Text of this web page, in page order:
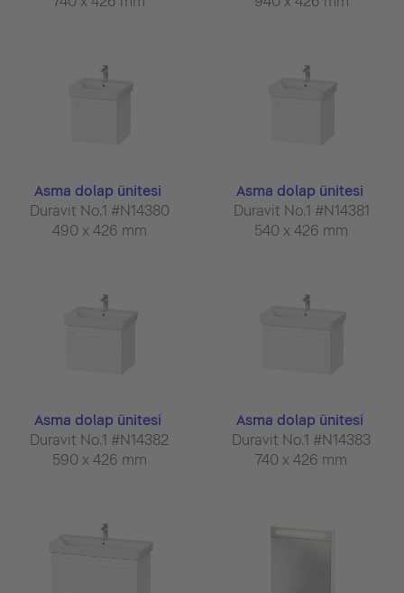
Asma dolap ünitesi
Duravit No.1 #N14380
490 x 426 mm
Asma dolap ünitesi
Duravit No.1 #N14381
540 x 426 mm
Asma dolap ünitesi
Duravit No.1 #N14382
590 x 426 mm
Asma dolap ünitesi
Duravit No.1 #N14383
740 x 426 mm